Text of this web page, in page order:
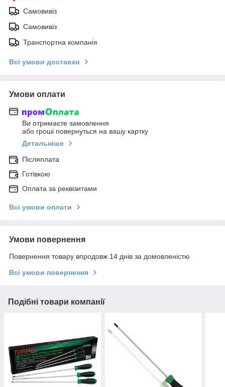
Самовивіз
Самовивіз
Транспортна компанія
Всі умови доставки
Умови оплати
Ви отримаєте замовлення
або гроші повернуться на вашу картку
Детальніше
Післяплата
Готівкою
Оплата за реквізитами
Всі умови оплати
Умови повернення
Повернення товару впродовж 14 днів за домовленістю
Всі умови повернення
Подібні товари компанії